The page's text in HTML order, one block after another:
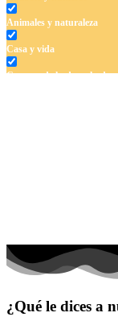
Animales y naturaleza
Casa y vida
Cuentos de hadas y hadas
Halloween y otoño
Mandalas
¿Qué le dices a